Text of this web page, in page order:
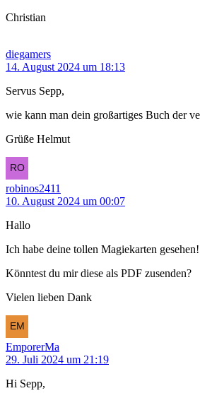
Christian
diegamers
14. August 2024 um 18:13
Servus Sepp,
wie kann man dein großartiges Buch der
Grüße Helmut
robinos2411
10. August 2024 um 00:07
Hallo
Ich habe deine tollen Magiekarten
Könntest du mir diese als PDF zusenden?
Vielen lieben Dank
EmporerMa
29. Juli 2024 um 21:19
Hi Sepp,